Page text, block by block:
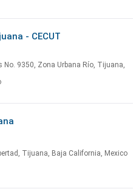
- CECUT
No. 9350, Zona Urbana Río, Tijuana,
Tijuana, Baja California, Mexico